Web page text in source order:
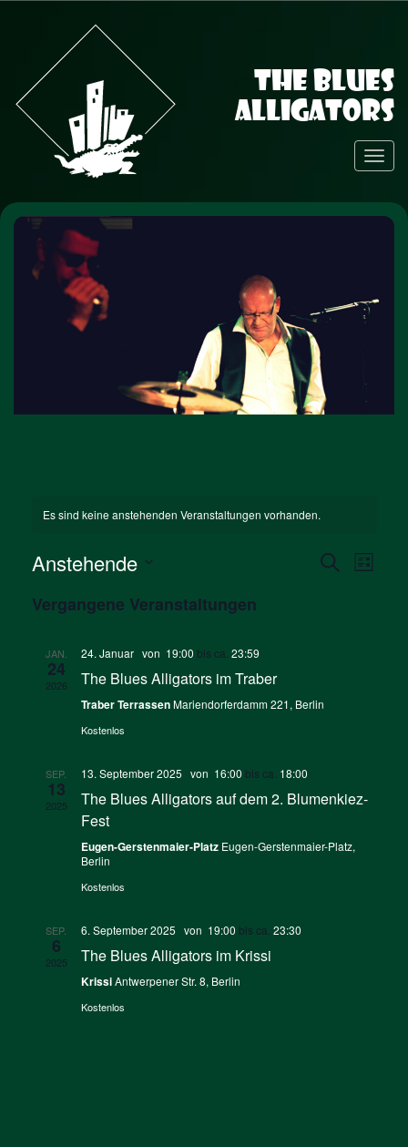
The Blues
Alligators
Toggle
Es sind keine anstehenden Veranstaltungen vorhanden.
SucheListe
Anstehende
wählen.
Vergangene Veranstaltungen
JAN.
24
2026
24. Januar von 19:00 bis ca. 23:59
The Blues Alligators im Traber
Traber TerrassenMariendorferdamm 221, Berlin
Kostenlos
SEP.
13
2025
13. September 2025 von 16:00 bis ca. 18:00
The Blues Alligators auf dem 2. Blumenkiez-
Fest
Eugen-Gerstenmaier-Platz Eugen-Gerstenmaier-Platz,
Berlin
Kostenlos
SEP.
6
2025
6. September 2025 von 19:00 bis ca. 23:30
The Blues Alligators im Krissi
KrissiAntwerpener Str. 8, Berlin
Kostenlos